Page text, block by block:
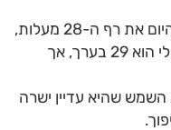
אכן, טמפ' הים בחופי ישראל חצתה היום את רף ה-28 מעלות,
שזה בדיוק הממוצע לעונה (ממוצע יולי הוא 29 בערך, אך
שהיא עדיין ישרה